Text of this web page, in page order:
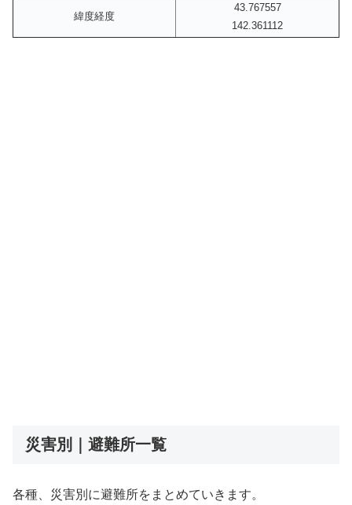
緯度経度
43.767557
142.361112
災害別｜避難所一覧
各種、災害別に避難所をまとめていきます。